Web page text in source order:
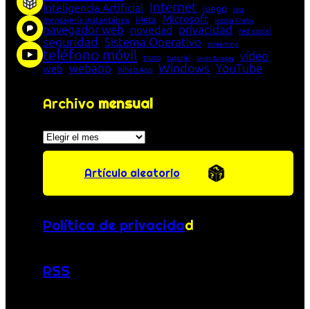
Inteligencia Artificial Internet juego lista
mensajería instantánea Meta Microsoft Mozilla Firefox
navegador web novedad privacidad red social
seguridad Sistema Operativo streaming
teléfono móvil truco tutorial Unión Europea vídeo
web webapp WhatsApp Windows YouTube
Archivo mensual
Archivos
Artículo aleatorio
Política de privacidad
RSS